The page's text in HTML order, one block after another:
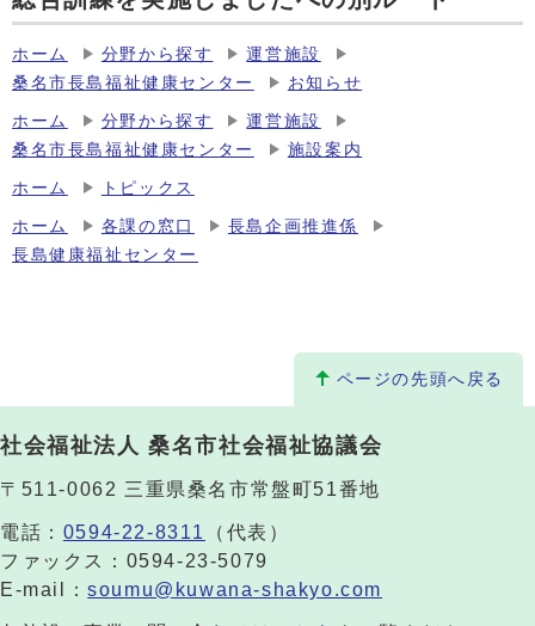
ホーム 分野から探す
運営施設
桑名市長島福祉健康センター
お知らせ
ホーム 分野から探す
運営施設
桑名市長島福祉健康センター
施設案内
ホーム トピックス
ホーム 各課の窓口
長島企画推進係
長島健康福祉センター
ページの先頭へ戻る
社会福祉法人 桑名市社会福祉協議会
〒511-0062 三重県桑名市常盤町51番地
電話： 0594-22-8311
（代表）
ファックス：0594-23-5079
E-mail：soumu@kuwana-shakyo.com